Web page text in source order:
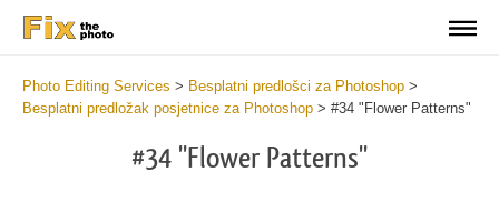
Photo Editing Services > Besplatni predlošci za Photoshop >
Besplatni predložak posjetnice za Photoshop > #34 "Flower Patterns"
#34 "Flower Patterns"